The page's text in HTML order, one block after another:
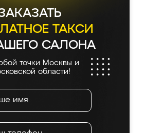
ТАКСИ
САЛОНА
точки Москвы и
области!